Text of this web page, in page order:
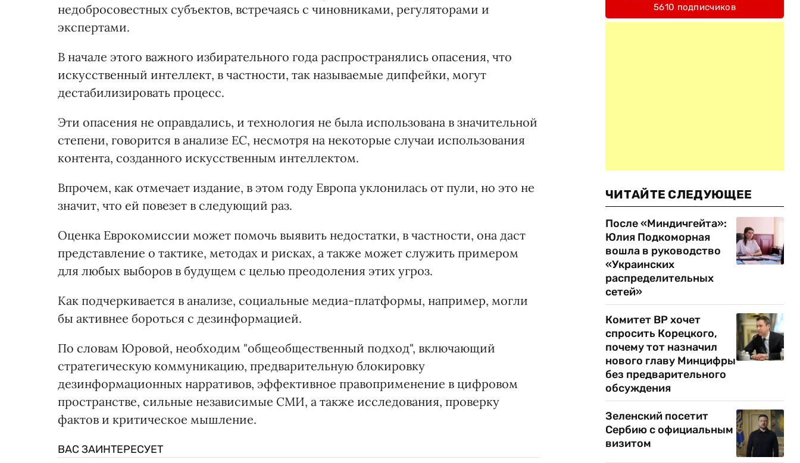
недобросовестных субъектов, встречаясь с чиновниками, регуляторами и
экспертами.
В начале этого важного избирательного года распространялись опасения, что
искусственный интеллект, в частности, так называемые дипфейки, могут
дестабилизировать процесс.
Эти опасения не оправдались, и технология не была использована в значительной
степени, говорится в анализе ЕС, несмотря на некоторые случаи использования
контента, созданного искусственным интеллектом.
Впрочем, как отмечает издание, в этом году Европа уклонилась от пули, но это не
значит, что ей повезет в следующий раз.
Оценка Еврокомиссии может помочь выявить недостатки, в частности, она даст
представление о тактике, методах и рисках, а также может служить примером
для любых выборов в будущем с целью преодоления этих угроз.
Как подчеркивается в анализе, социальные медиа-платформы, например, могли
бы активнее бороться с дезинформацией.
По словам Юровой, необходим "общеобщественный подход", включающий
стратегическую коммуникацию, предварительную блокировку
дезинформационных нарративов, эффективное правоприменение в цифровом
пространстве, сильные независимые СМИ, а также исследования, проверку
фактов и критическое мышление.
ВАС ЗАИНТЕРЕСУЕТ
5610 подписчиков
ЧИТАЙТЕ СЛЕДУЮЩЕЕ
После «Миндичгейта»:
Юлия Подкоморная
вошла в руководство
«Украинских
распределительных
сетей»
Комитет ВР хочет
спросить Корецкого,
почему тот назначил
нового главу Минцифры
без предварительного
обсуждения
Зеленский посетит
Сербию с официальным
визитом